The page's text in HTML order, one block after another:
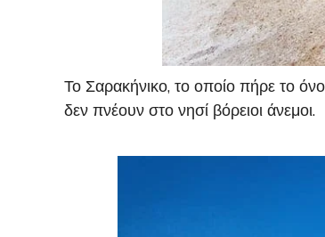
Το Σαρακήνικο, το οποίο πήρε το
δεν πνέουν στο νησί βόρειοι άνεμοι.